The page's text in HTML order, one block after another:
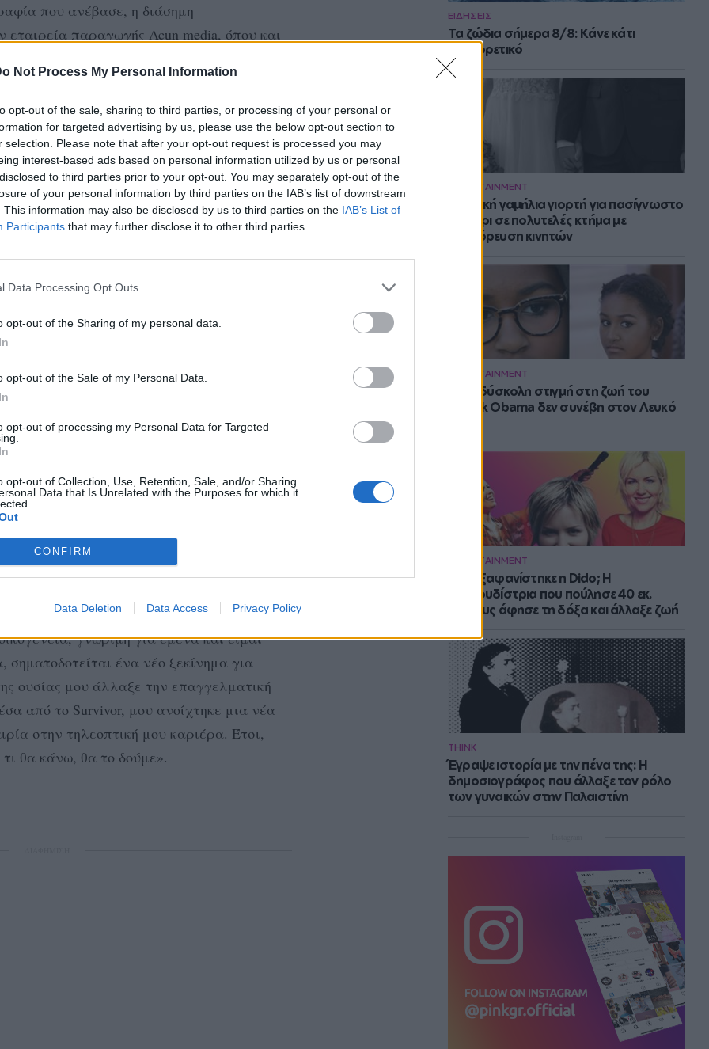
Not Process My Personal Information
opt-out of the sale, sharing to third parties, or processing of your personal or
for targeted advertising by us, please use the below opt-out section to
selection. Please note that after your opt-out request is processed you may
interest-based ads based on personal information utilized by us or personal
to third parties prior to your opt-out. You may separately opt-out of the
of your personal information by third parties on the IAB’s list of downstream
This information may also be disclosed by us to third parties on the IAB’s List of
Participants that may further disclose it to other third parties.
Data Processing Opt Outs
opt-out of the Sharing of my personal data.
opt-out of the Sale of my Personal Data.
opt-out of processing my Personal Data for Targeted
opt-out of Collection, Use, Retention, Sale, and/or Sharing
Data that Is Unrelated with the Purposes for which it
CONFIRM
Data Deletion Data Access Privacy Policy
ΕΙΔΗΣΕΙΣ
Τα ζώδια σήμερα 8/8: Κάνε κάτι
διαφορετικό
ENTERTAINMENT
Μυστική γαμήλια γιορτή για πασίγνωστο
ζευγάρι σε πολυτελές κτήμα με
απαγόρευση κινητών
ENTERTAINMENT
Η πιο δύσκολη στιγμή στη ζωή του
Barack Obama δεν συνέβη στον Λευκό
ENTERTAINMENT
Πού εξαφανίστηκε η Dido; Η
τραγουδίστρια που πούλησε 40 εκ.
δίσκους άφησε τη δόξα και άλλαξε ζωή
THINK
Έγραψε ιστορία με την πένα της: Η
δημοσιογράφος που άλλαξε τον ρόλο
των γυναικών στην Παλαιστίνη
που ανέβασε, η διάσημη
εταιρεία παραγωγής Acun media, όπου και
τον ΣΚΑΪ.
editor του καναλιού, η Άλκηστις
εκπομπή «ΣουΚου Family» σχετικά με
να μείνει, δεν θα την αφήσουμε να φύγει.
της ίδιας εκπομπής πως η τηλεόραση της
πολύ ευτυχισμένη, που γυρνάει στην
γνώριμη για εμένα και είμαι
ένα νέο ξεκίνημα για
ουσίας μου άλλαξε την επαγγελματική
από το Survivor, μου ανοίχτηκε μια νέα
στην τηλεοπτική μου καριέρα. Έτσι,
θα κάνω, θα το δούμε».